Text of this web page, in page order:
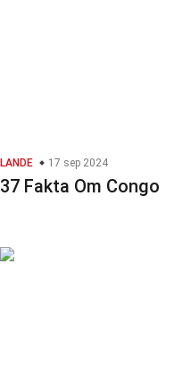
LANDE 17 sep 2024
37 Fakta Om Congo